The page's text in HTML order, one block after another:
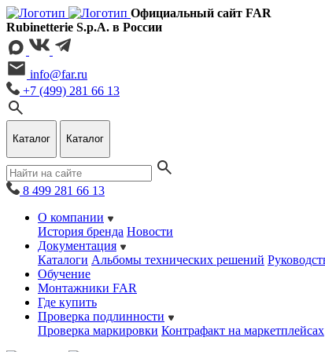
Официальный сайт FAR
Rubinetterie S.p.A. в России
info@far.ru
+7 (499) 281 66 13
Каталог Каталог
8 499 281 66 13
О компании
История бренда Новости
Документация
Каталоги Альбомы технических решений
Обучение
Монтажники FAR
Где купить
Проверка подлинности
Проверка маркировки Контрафакт на маркетплейсах